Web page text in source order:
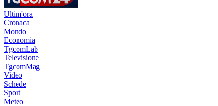
Ultim'ora
Cronaca
Mondo
Economia
TgcomLab
Televisione
TgcomMag
Video
Schede
Sport
Meteo